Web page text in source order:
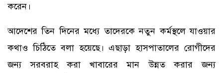
করেন।
আদেশের তিন দিনের মধ্যে তাদেরকে নতুন কর্মস্থলে যাওয়ার
কথাও চিঠিতে বলা হয়েছে। এছাড়া হাসপাতালের রোগীদের
জন্য সরবরাহ করা খাবারের মান উন্নত করার জন্য